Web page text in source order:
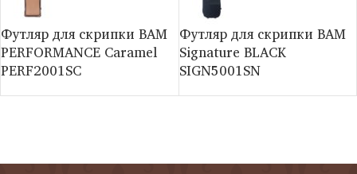
Футляр для скрипки BAM
PERFORMANCE Caramel
PERF2001SC
Футляр для скрипки BAM
Signature BLACK
SIGN5001SN